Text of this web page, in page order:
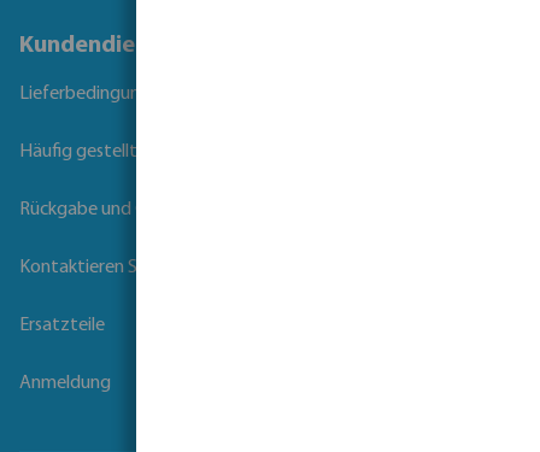
Kundendienst
Lieferbedingungen
Häufig gestellte Fragen
Rückgabe und Garantie
Kontaktieren Sie uns
Ersatzteile
Anmeldung